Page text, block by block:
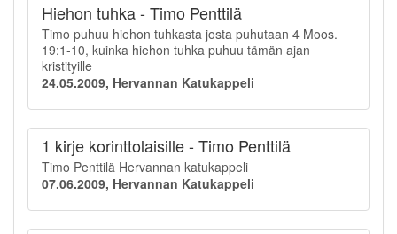
Hiehon tuhka - Timo Penttilä
Timo puhuu hiehon tuhkasta josta puhutaan 4 Moos.
19:1-10, kuinka hiehon tuhka puhuu tämän ajan
kristityille
24.05.2009, Hervannan Katukappeli
1 kirje korinttolaisille - Timo Penttilä
Timo Penttilä Hervannan katukappeli
07.06.2009, Hervannan Katukappeli